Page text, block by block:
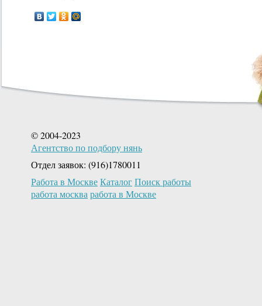
© 2004-2023
Агентство по подбору нянь
Отдел заявок: (916)1780011
Работа в МосквеКаталогПоиск работы
работа москва работа в Москве